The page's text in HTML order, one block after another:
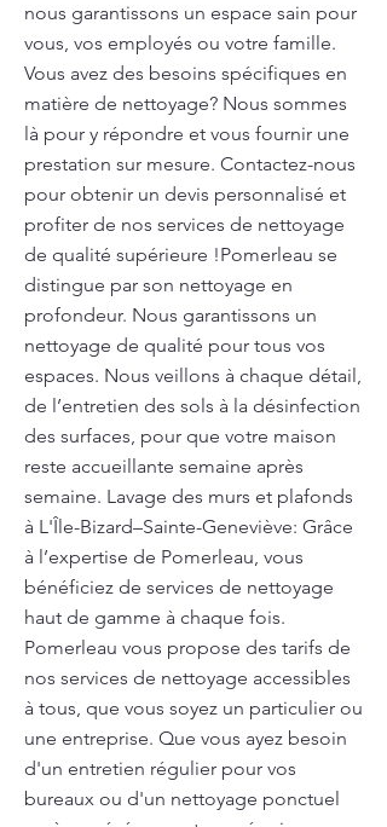
nous garantissons un espace sain pour
vous, vos employés ou votre famille.
Vous avez des besoins spécifiques en
matière de nettoyage? Nous sommes
là pour y répondre et vous fournir une
prestation sur mesure. Contactez-nous
pour obtenir un devis personnalisé et
profiter de nos services de nettoyage
de qualité supérieure !Pomerleau se
distingue par son nettoyage en
profondeur. Nous garantissons un
nettoyage de qualité pour tous vos
espaces. Nous veillons à chaque détail,
de l’entretien des sols à la désinfection
des surfaces, pour que votre maison
reste accueillante semaine après
semaine. Lavage des murs et plafonds
à L'Île-Bizard–Sainte-Geneviève: Grâce
à l’expertise de Pomerleau, vous
bénéficiez de services de nettoyage
haut de gamme à chaque fois.
Pomerleau vous propose des tarifs de
nos services de nettoyage accessibles
à tous, que vous soyez un particulier ou
une entreprise. Que vous ayez besoin
d'un entretien régulier pour vos
bureaux ou d'un nettoyage ponctuel